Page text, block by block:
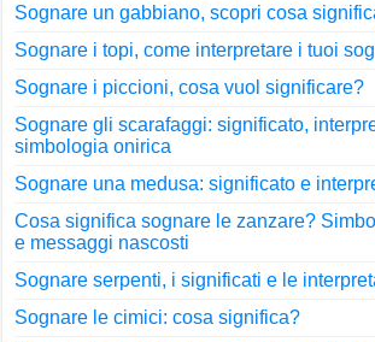
Sognare un gabbiano, scopri cosa
Sognare i topi, come interpretare i tuoi
Sognare i piccioni, cosa vuol significare?
Sognare gli scarafaggi: significato,
simbologia onirica
Sognare una medusa: significato e
Cosa significa sognare le zanzare?
e messaggi nascosti
Sognare serpenti, i significati e le
Sognare le cimici: cosa significa?